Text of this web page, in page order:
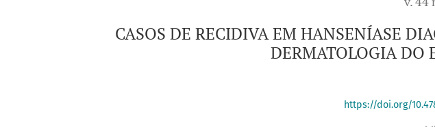
CASOS DE RECIDIVA EM HANSENÍASE
DERMATOLOGIA DO
https://doi.org/